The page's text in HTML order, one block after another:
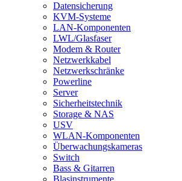
Datensicherung
KVM-Systeme
LAN-Komponenten
LWL/Glasfaser
Modem & Router
Netzwerkkabel
Netzwerkschränke
Powerline
Server
Sicherheitstechnik
Storage & NAS
USV
WLAN-Komponenten
Überwachungskameras
Switch
Bass & Gitarren
Blasinstrumente